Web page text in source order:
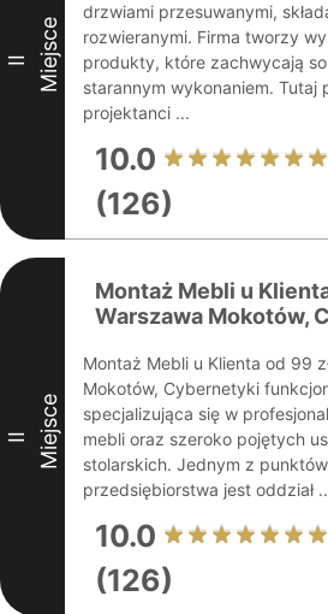
II Miejsce
drzwiami przesuwanymi,
rozwieranymi. Firma tworzy
produkty, które zachwycają
starannym wykonaniem. Tutaj
projektanci ...
10.0
(126)
II Miejsce
Montaż Mebli u
Warszawa Mokotów,
Montaż Mebli u Klienta od 99
Mokotów, Cybernetyki
specjalizująca się w
mebli oraz szeroko pojętych
stolarskich. Jednym z punktów
przedsiębiorstwa jest oddział
10.0
(126)